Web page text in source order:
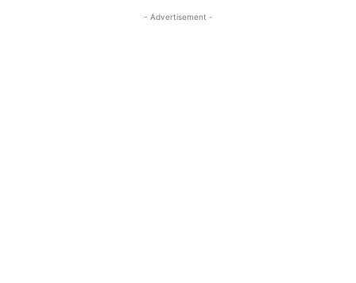
- Advertisement -